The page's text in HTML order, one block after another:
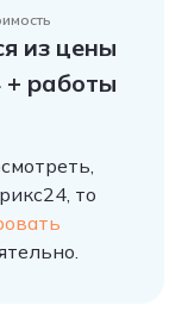
из цены
+ работы
то